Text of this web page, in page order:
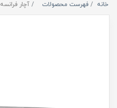
خانه فهرست محصولات آچار فرانسه 12 اینچ لیبرا RH-2404 رونیکس